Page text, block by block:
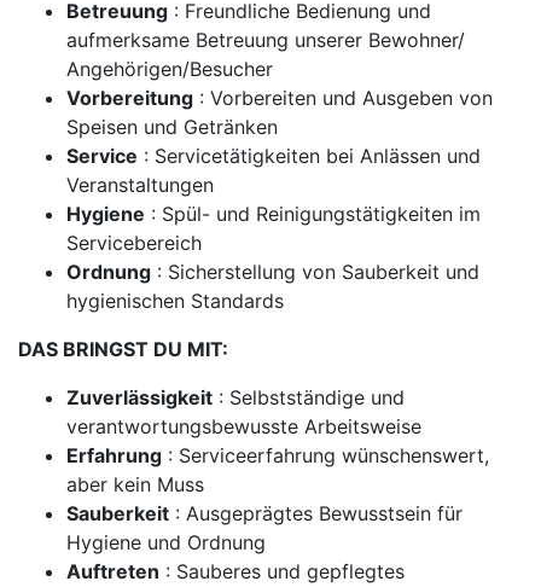
Betreuung : Freundliche Bedienung und
aufmerksame Betreuung unserer Bewohner/
Angehörigen/Besucher
Vorbereitung : Vorbereiten und Ausgeben von
Speisen und Getränken
Service : Servicetätigkeiten bei Anlässen und
Veranstaltungen
Hygiene : Spül- und Reinigungstätigkeiten im
Servicebereich
Ordnung : Sicherstellung von Sauberkeit und
hygienischen Standards
DAS BRINGST DU MIT:
Zuverlässigkeit : Selbstständige und
verantwortungsbewusste Arbeitsweise
Erfahrung : Serviceerfahrung wünschenswert,
aber kein Muss
Sauberkeit : Ausgeprägtes Bewusstsein für
Hygiene und Ordnung
Auftreten : Sauberes und gepflegtes